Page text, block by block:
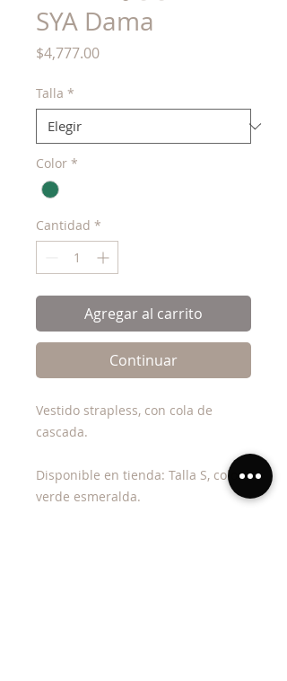
SYA Dama
$4,777.00Precio
Talla *
Color *
Cantidad *
Agregar al carrito
Continuar
Vestido strapless, con cola de
cascada.
Disponible en tienda: Talla S, color
verde esmeralda.